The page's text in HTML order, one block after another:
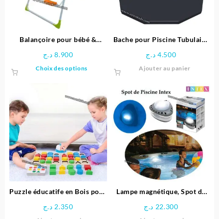
Balançoire pour bébé &
8.900 د.ج
Choix des options
plusieurs
variations.
Les
options
peuvent
être
choisies
sur
page
Bache pour Piscine Tubulaire
4.500 د.ج
Ajouter au panier
Puzzle éducatife en Bois pour
2.350 د.ج
Lampe magnétique, Spot de
22.300 د.ج